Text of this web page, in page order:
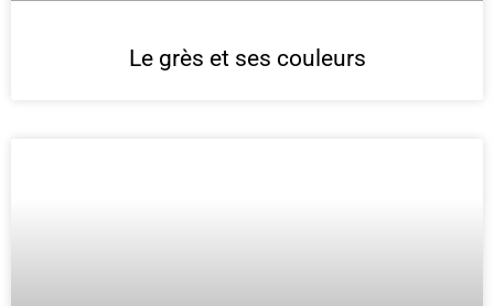
Le grès et ses couleurs